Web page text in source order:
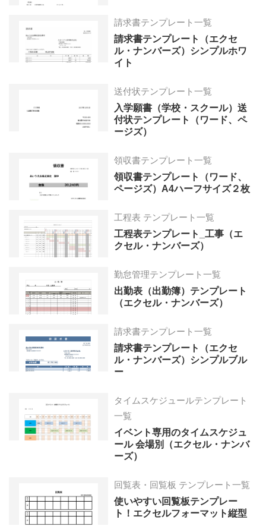
請求書テンプレート一覧
請求書テンプレート（エクセ
ル・ナンバーズ）シンプルホワ
イト
送付状テンプレート一覧
入学願書（学校・スクール）送
付状テンプレート（ワード、ペ
ージズ）
領収書テンプレート一覧
領収書テンプレート（ワード、
ページズ）A4ハーフサイズ２枚
工程表 テンプレート一覧
工程表テンプレート_工事（エ
クセル・ナンバーズ）
勤怠管理テンプレート一覧
出勤表（出勤簿）テンプレート
（エクセル・ナンバーズ）
請求書テンプレート一覧
請求書テンプレート（エクセ
ル・ナンバーズ）シンプルブル
ー
タイムスケジュールテンプレート
一覧
イベント専用のタイムスケジュ
ール 会場別（エクセル・ナンバ
ーズ）
回覧表・回覧板 テンプレート一覧
使いやすい回覧板テンプレー
ト！エクセルフォーマット縦型